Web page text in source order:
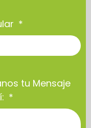
tu Mensaje